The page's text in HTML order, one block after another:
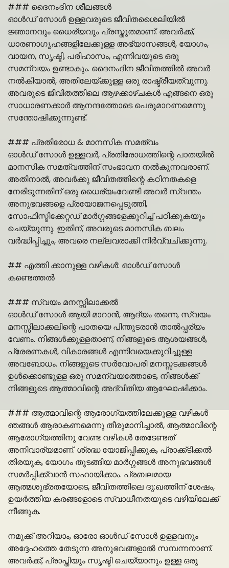
### ദൈനംദിന ശീലങ്ങൾ
ഓൾഡ് സോൾ ഉള്ളവരുടെ ജീവിതശൈലിയിൽ
ജ്ഞാനവും ധൈര്യവും പ്രസ്തുതമാണ്. അവർക്ക്,
ധാരണാഗൃഹങ്ങളിലേക്കുള്ള അഭ്യാസങ്ങൾ, യോഗം,
വായന, സൃഷ്ടി, പരിഹാസം, എന്നിവയുടെ ഒരു
സമന്വയം ഉണ്ടാകും. ദൈനംദിന ജീവിതത്തിൽ അവർ
നൽകിയാൽ, അതിലേയ്ക്കുള്ള ഒരു രാഷ്ട്രീയത്വുന്നു.
അവരുടെ ജീവിതത്തിലെ ആഴക്കാഴ്ചകൾ എങ്ങനെ ഒരു
സാധാരണക്കാർ ആനന്ദത്തോടെ പെരുമാറണമെന്നു
സന്തോഷിക്കുന്നുണ്ട്.
### പ്രതിരോധ & മാനസിക സമത്വം
ഓൾഡ് സോൾ ഉള്ളവർ, പ്രതിരോധത്തിന്റെ പാതയിൽ
മാനസിക സമത്വത്തിന് സംഭാവന നൽകുന്നവരാണ്.
അതിനാൽ, അവർക്കു ജീവിതത്തിന്റെ കഠിനതകളെ
നേരിടുന്നതിന് ഒരു ധൈര്യംവേണ്ടി അവർ സ്വന്തം
അനുഭവങ്ങളെ പ്രയോജനപ്പെടുത്തി,
സോഫിസ്ടിക്കേറ്റഡ് മാർഗ്ഗങ്ങളേക്കുറിച്ച് പഠിക്കുകയും
ചെയ്യുന്നു. ഇതിന്, അവരുടെ മാനസിക ബലം
വർദ്ധിപ്പിച്ചും, അവരെ നല്ലവരാക്കി നിർവ്വചിക്കുന്നു.
## എത്തി ക്കാനുള്ള വഴികൾ: ഓൾഡ് സോൾ
കണ്ടെത്തൽ
### സ്വയം മനസ്സിലാക്കൽ
ഓൾഡ് സോൾ ആയി മാറാൻ, ആദ്യം തന്നെ, സ്വയം
മനസ്സിലാക്കലിന്റെ പാതയെ പിന്തുടരാൻ താൽപ്പര്യം
വേണം. നിങ്ങൾക്കുള്ളതാണ്, നിങ്ങളുടെ ആശയങ്ങൾ,
പ്രേരണകൾ, വികാരങ്ങൾ എന്നിവയെക്കുറിച്ചുള്ള
അവബോധം. നിങ്ങളുടെ സർവോപരി മനസ്സടക്കങ്ങൾ
ഉൾക്കൊണ്ടുള്ള ഒരു സമന്വയത്തോടെ, നിങ്ങൾക്ക്
നിങ്ങളുടെ ആത്മാവിന്റെ അദ്വിതിയ ആഘോഷിക്കാം.
### ആത്മാവിന്റെ ആരോഗ്യത്തിലേക്കുള്ള വഴികൾ
ഞങ്ങൾ ആരാകണമെന്നു തീരുമാനിച്ചാൽ, ആത്മാവിന്റെ
ആരോഗ്യത്തിനു വേണ്ട വഴികൾ തേടേണ്ടത്
അനിവാര്യമാണ്. ശ്രദ്ധ യോജിപ്പിക്കുക, പ്രാക്ക്ടിക്കൽ
തിരയുക, യോഗം തുടങ്ങിയ മാർഗ്ഗങ്ങൾ അനുഭവങ്ങൾ
സമർപ്പിക്ക്വാൻ സഹായിക്കാം. പ്രബലമായ
ആത്മശുഭ്രതയോടെ, ജീവിതത്തിലെ ദു:ഖത്തിന് ശേഷം,
ഉയർത്തിയ കരങ്ങളോടെ സ്‌വാധീനതയുടെ വഴിയിലേക്ക്
നീങ്ങുക.
നമുക്ക് അറിയാം, ഓരോ ഓൾഡ് സോൾ ഉള്ളവനും
അദ്ദേഹത്തെ തേടുന്ന അനുഭവങ്ങളാൽ സമ്പന്നനാണ്.
അവർക്ക്, പ്രാപ്തിയും സൃഷ്ടി ചെയ്യാനും ഉള്ള ഒരു